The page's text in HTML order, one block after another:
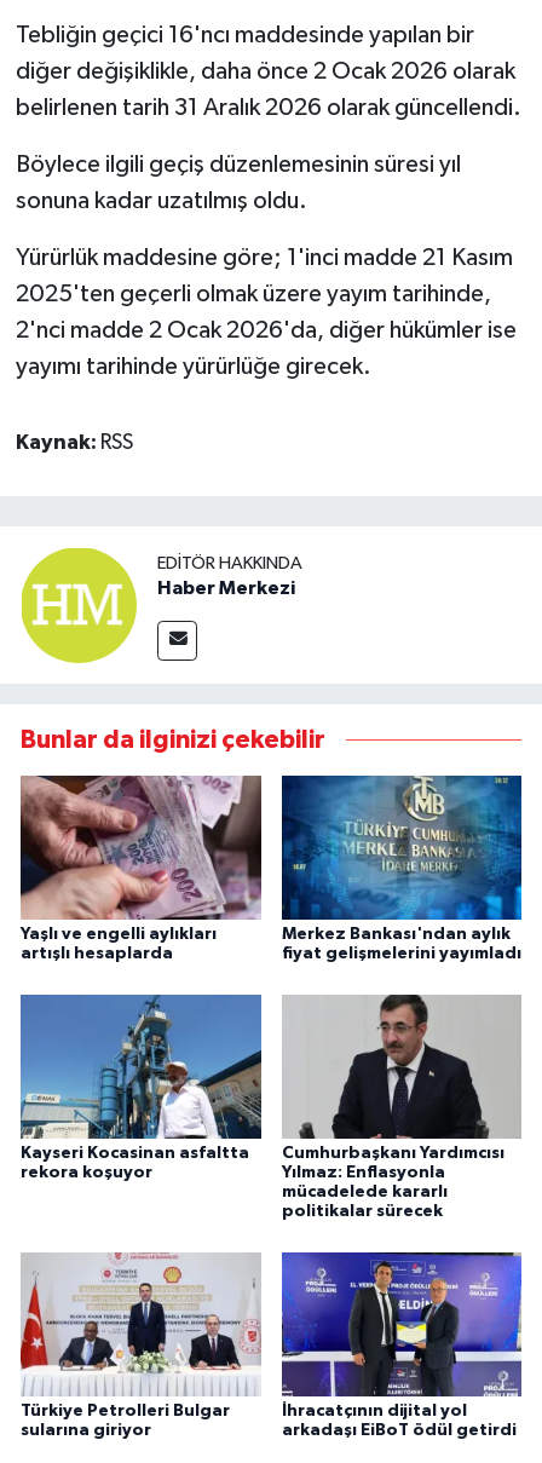
Tebliğin geçici 16'ncı maddesinde yapılan bir
diğer değişiklikle, daha önce 2 Ocak 2026 olarak
belirlenen tarih 31 Aralık 2026 olarak güncellendi.
Böylece ilgili geçiş düzenlemesinin süresi yıl
sonuna kadar uzatılmış oldu.
Yürürlük maddesine göre; 1'inci madde 21 Kasım
2025'ten geçerli olmak üzere yayım tarihinde,
2'nci madde 2 Ocak 2026'da, diğer hükümler ise
yayımı tarihinde yürürlüğe girecek.
Kaynak: RSS
EDITÖR HAKKINDA
Haber Merkezi
Bunlar da ilginizi çekebilir
Yaşlı ve engelli aylıkları
artışlı hesaplarda
Merkez Bankası'ndan aylık
fiyat gelişmelerini yayımladı
Kayseri Kocasinan asfaltta
rekora koşuyor
Cumhurbaşkanı Yardımcısı
Yılmaz: Enflasyonla
mücadelede kararlı
politikalar sürecek
Türkiye Petrolleri Bulgar
sularına giriyor
İhracatçının dijital yol
arkadaşı EiBoT ödül getirdi